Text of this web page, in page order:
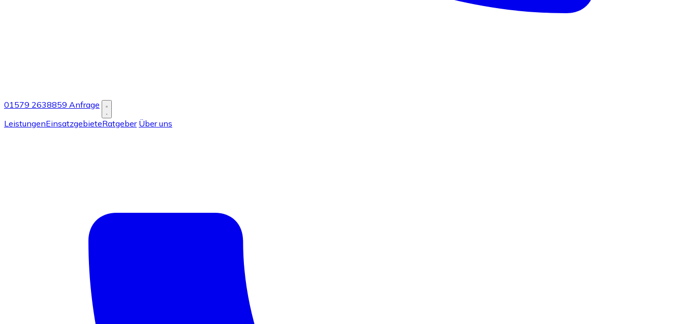
01579 2638859 Anfrage
LeistungenEinsatzgebieteRatgeber Über uns